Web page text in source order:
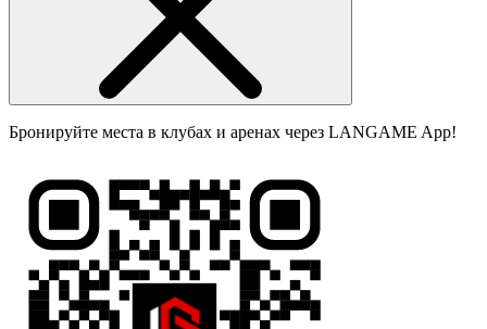
Бронируйте места в клубах и аренах через LANGAME App!